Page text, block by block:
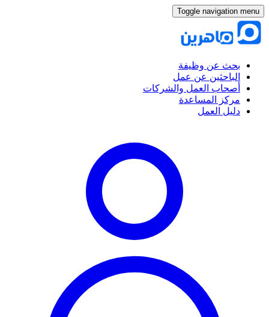
Toggle navigation menu
بحث عن وظيفة
الباحثين عن عمل
أصحاب العمل والشركات
مركز المساعدة
دليل العمل